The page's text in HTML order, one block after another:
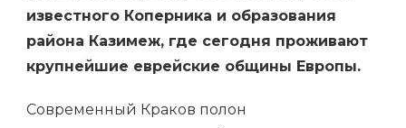
известного Коперника и образования
района Казимеж, где сегодня проживают
крупнейшие еврейские общины Европы.
Современный Краков полон